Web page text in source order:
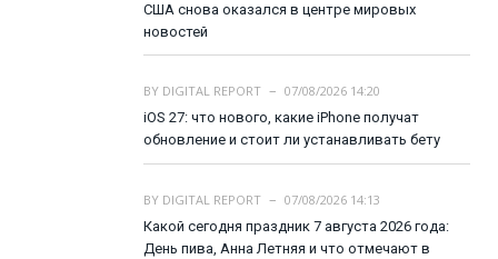
США снова оказался в центре мировых
новостей
BY DIGITAL REPORT
07/08/2026 14:20
iOS 27: что нового, какие iPhone получат
обновление и стоит ли устанавливать бету
BY DIGITAL REPORT
07/08/2026 14:13
Какой сегодня праздник 7 августа 2026 года:
День пива, Анна Летняя и что отмечают в